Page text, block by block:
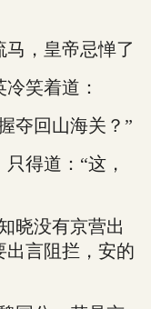
，皇帝忌惮了
笑着道：
回山海关？”
得道：“这，
没有京营出
出言阻拦，安的